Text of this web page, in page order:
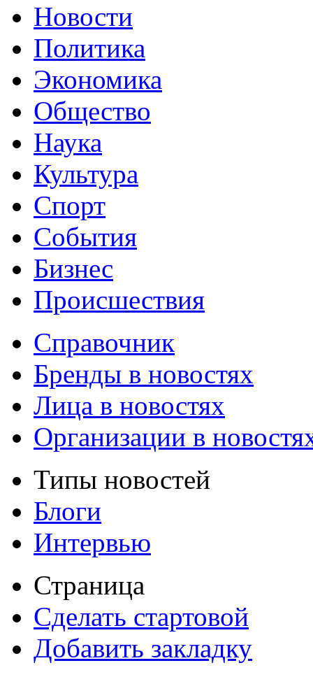
Новости
Политика
Экономика
Общество
Наука
Культура
Спорт
События
Бизнес
Происшествия
Справочник
Бренды в новостях
Лица в новостях
Организации в
Типы новостей
Блоги
Интервью
Страница
Сделать стартовой
Добавить закладку